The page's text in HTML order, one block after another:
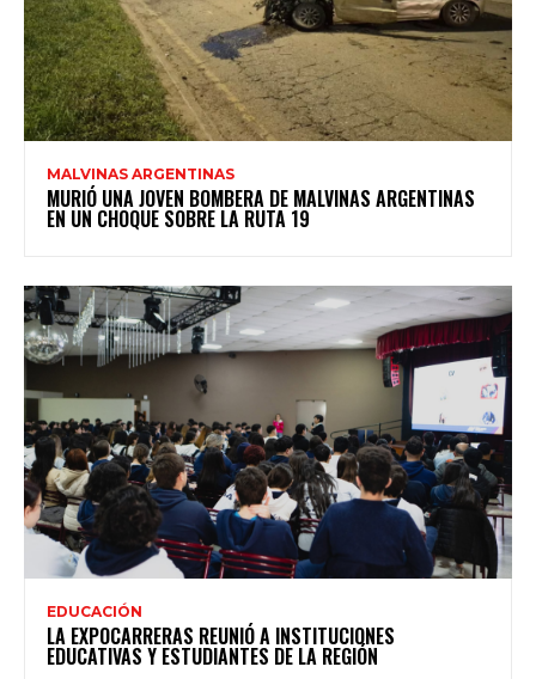
MALVINAS ARGENTINAS
MURIÓ UNA JOVEN BOMBERA DE MALVINAS ARGENTINAS
EN UN CHOQUE SOBRE LA RUTA 19
EDUCACIÓN
LA EXPOCARRERAS REUNIÓ A INSTITUCIONES
EDUCATIVAS Y ESTUDIANTES DE LA REGIÓN